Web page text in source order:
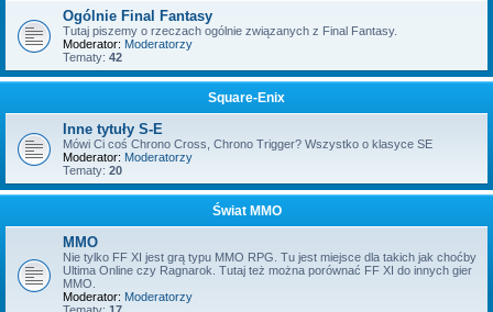
Ogólnie Final Fantasy
Tutaj piszemy o rzeczach ogólnie związanych z Final Fantasy.
Moderator: Moderatorzy
Tematy: 42
Square-Enix
Inne tytuły S-E
Mówi Ci coś Chrono Cross, Chrono Trigger? Wszystko o klasyce SE
Moderator: Moderatorzy
Tematy: 20
Świat MMO
MMO
Nie tylko FF XI jest grą typu MMO RPG. Tu jest miejsce dla takich jak choćby
Ultima Online czy Ragnarok. Tutaj też można porównać FF XI do innych gier
MMO.
Moderator: Moderatorzy